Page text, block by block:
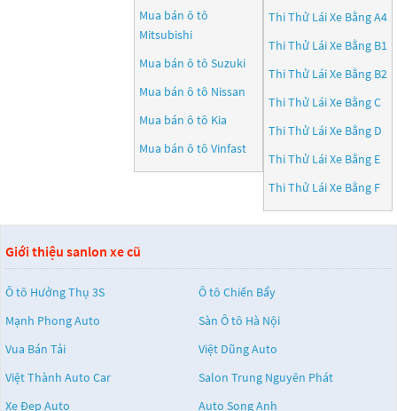
Mua bán ô tô
Mitsubishi
Mua bán ô tô Suzuki
Mua bán ô tô Nissan
Mua bán ô tô Kia
Mua bán ô tô Vinfast
Thi Thử Lái Xe Bằng A4
Thi Thử Lái Xe Bằng B1
Thi Thử Lái Xe Bằng B2
Thi Thử Lái Xe Bằng C
Thi Thử Lái Xe Bằng D
Thi Thử Lái Xe Bằng E
Thi Thử Lái Xe Bằng F
Giới thiệu sanlon xe cũ
Ô tô Hưởng Thụ 3S
Ô tô Chiến Bẩy
Mạnh Phong Auto
Sàn Ô tô Hà Nội
Vua Bán Tải
Việt Dũng Auto
Việt Thành Auto Car
Salon Trung Nguyên Phát
Xe Đẹp Auto
Auto Song Anh